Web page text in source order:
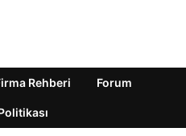
Rehberi Forum